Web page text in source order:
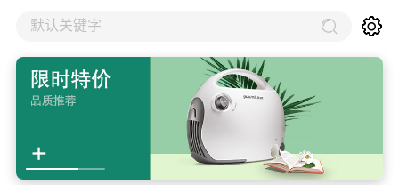
默认关键字